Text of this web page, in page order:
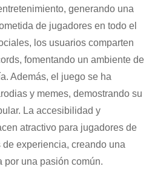
generando una
de jugadores en todo el
los usuarios comparten
fomentando un ambiente de
Además, el juego se ha
y memes, demostrando su
La accesibilidad y
atractivo para jugadores de
experiencia, creando una
por una pasión común.